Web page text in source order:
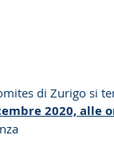
di Zurigo si
2020, alle